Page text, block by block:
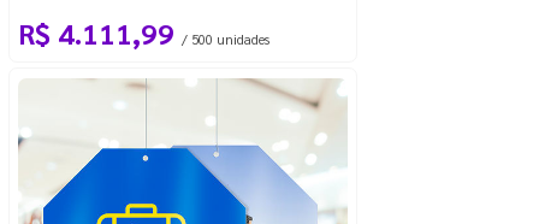
R$ 4.111,99 / 500 unidades